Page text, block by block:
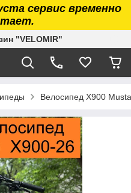
сервис временно
"VELOMIR"
Велосипед X900